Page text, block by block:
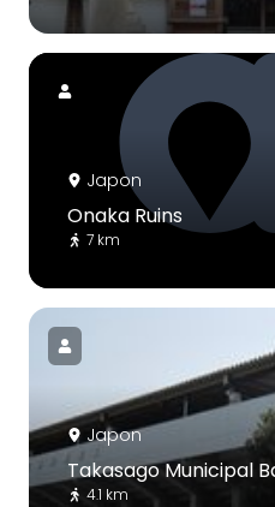
Japon
Onaka Ruins
7 km
Japon
Takasago Municipal
4.1 km